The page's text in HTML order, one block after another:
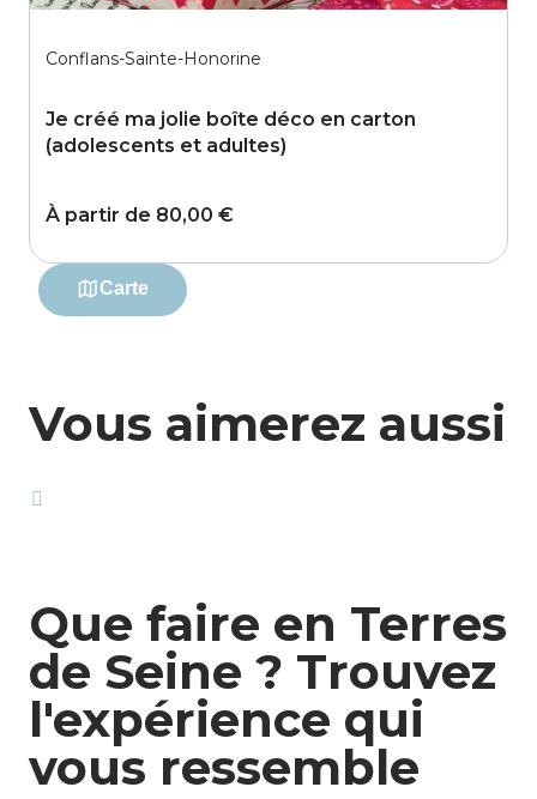
Vous aimerez aussi
Que faire en Terres
de Seine ? Trouvez
l'expérience qui
vous ressemble